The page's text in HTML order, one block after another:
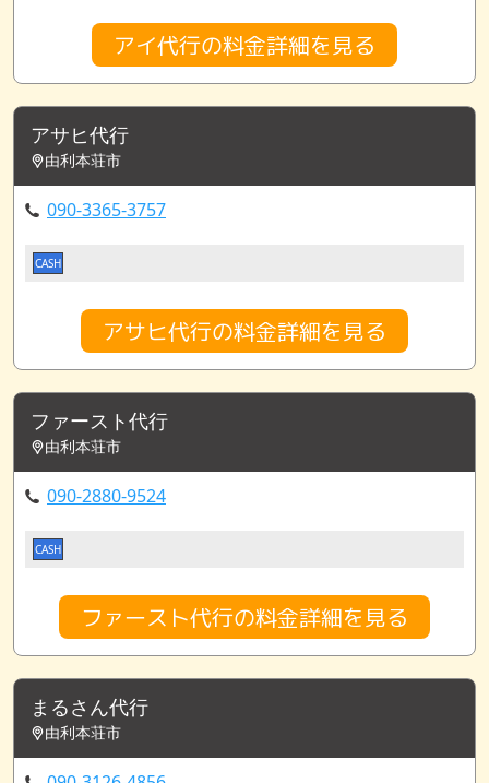
アイ代行の料金詳細を見る
アサヒ代行
由利本荘市
090-3365-3757
CASH
アサヒ代行の料金詳細を見る
ファースト代行
由利本荘市
090-2880-9524
CASH
ファースト代行の料金詳細を見る
まるさん代行
由利本荘市